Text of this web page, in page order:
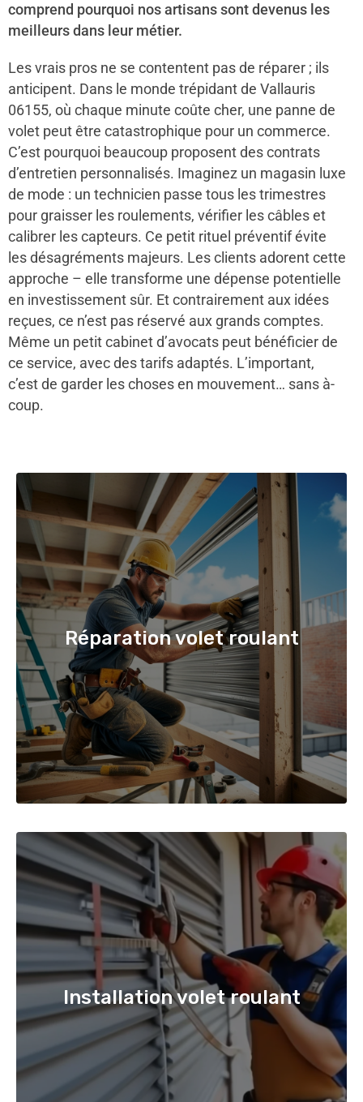
comprend pourquoi nos artisans sont devenus les
meilleurs dans leur métier.
Les vrais pros ne se contentent pas de réparer ; ils
anticipent. Dans le monde trépidant de Vallauris
06155, où chaque minute coûte cher, une panne de
volet peut être catastrophique pour un commerce.
C’est pourquoi beaucoup proposent des contrats
d’entretien personnalisés. Imaginez un magasin luxe
de mode : un technicien passe tous les trimestres
pour graisser les roulements, vérifier les câbles et
calibrer les capteurs. Ce petit rituel préventif évite
les désagréments majeurs. Les clients adorent cette
approche – elle transforme une dépense potentielle
en investissement sûr. Et contrairement aux idées
reçues, ce n’est pas réservé aux grands comptes.
Même un petit cabinet d’avocats peut bénéficier de
ce service, avec des tarifs adaptés. L’important,
c’est de garder les choses en mouvement… sans à-
coup.
Réparation volet roulant
Installation volet roulant